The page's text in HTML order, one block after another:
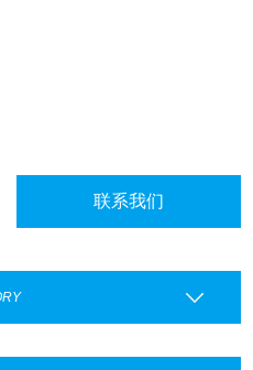
联系我们